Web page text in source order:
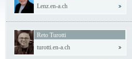
Lenz.en-a.ch
Reto Turotti
turotti.en-a.ch